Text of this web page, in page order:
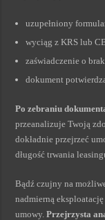
uzupełniony
wyciąg z KRS lub
zaświadczenie o
dokument
Po zebraniu
przeanalizuje Twoją
dokładnie przejrzeć
długość trwania
Bądź czujny na
nadmierną
umowy.Przejrzysta